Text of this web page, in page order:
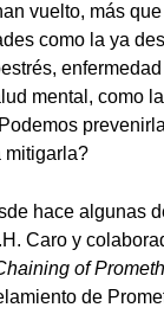
vuelto, más
como la ya
mental, como
mitigarla?
hace algunas
Caro y
of
de